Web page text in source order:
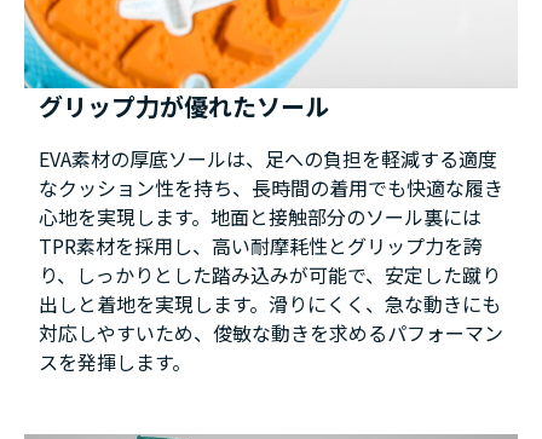
グリップ力が優れたソール
EVA素材の厚底ソールは、足への負担を軽減する適度
なクッション性を持ち、長時間の着用でも快適な履き
心地を実現します。地面と接触部分のソール裏には
TPR素材を採用し、高い耐摩耗性とグリップ力を誇
り、しっかりとした踏み込みが可能で、安定した蹴り
出しと着地を実現します。滑りにくく、急な動きにも
対応しやすいため、俊敏な動きを求めるパフォーマン
スを発揮します。